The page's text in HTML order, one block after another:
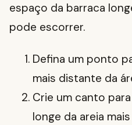
espaço da barraca
pode escorrer.
Defina um ponto
mais distante da
Crie um canto
longe da areia